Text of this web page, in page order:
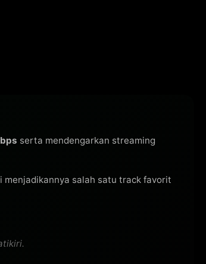
serta mendengarkan streaming
salah satu track favorit